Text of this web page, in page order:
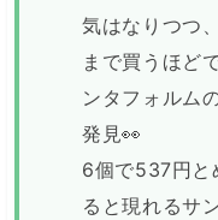
気はなりつつ
まで買うほど
ンタフォルム
発見👀
6個で537円と
ると現れるサ